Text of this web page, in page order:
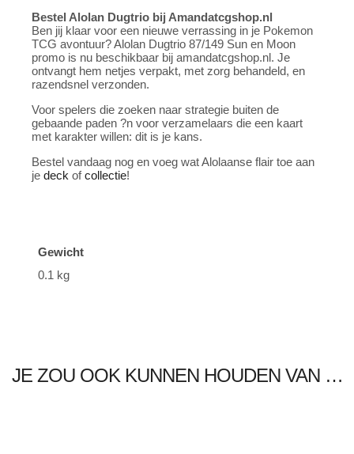
Bestel Alolan Dugtrio bij Amandatcgshop.nl
Ben jij klaar voor een nieuwe verrassing in je Pokemon
TCG avontuur? Alolan Dugtrio 87/149 Sun en Moon
promo is nu beschikbaar bij amandatcgshop.nl. Je
ontvangt hem netjes verpakt, met zorg behandeld, en
razendsnel verzonden.
Voor spelers die zoeken naar strategie buiten de
gebaande paden ?n voor verzamelaars die een kaart
met karakter willen: dit is je kans.
Bestel vandaag nog en voeg wat Alolaanse flair toe aan
je deck ofcollectie!
Gewicht
0.1 kg
JE ZOU OOK KUNNEN HOUDEN VAN …